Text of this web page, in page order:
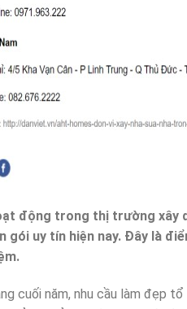
động trong thị trường xây
gói uy tín hiện nay. Đây là
cuối năm, nhu cầu làm đẹp